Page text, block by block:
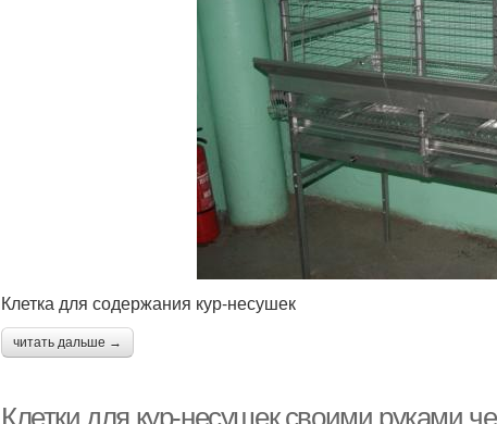
Клетка для содержания кур-несушек
читать дальше →
Клетки для кур-несушек своими руками